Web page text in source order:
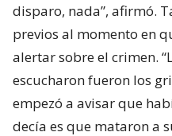
disparo, nada”, afirmó.
previos al momento en
alertar sobre el crimen.
escucharon fueron los
empezó a avisar que
decía es que mataron a